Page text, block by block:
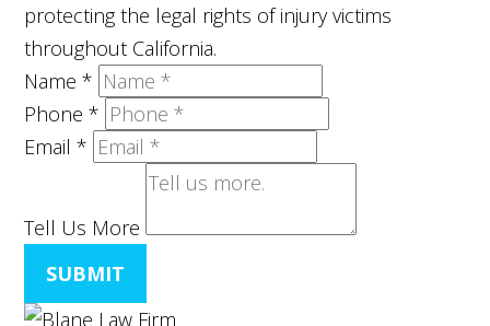
protecting the legal rights of injury victims
throughout California.
Name*
Phone*
Email*
Tell Us More
SUBMIT